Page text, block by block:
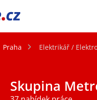
Praha Elektrikář /
Skupina